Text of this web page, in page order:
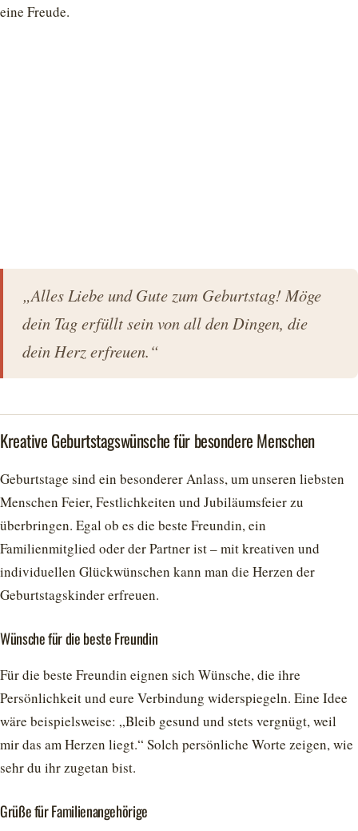
eine Freude.
„Alles Liebe und Gute zum Geburtstag! Möge
dein Tag erfüllt sein von all den Dingen, die
dein Herz erfreuen.“
Kreative Geburtstagswünsche für besondere Menschen
Geburtstage sind ein besonderer Anlass, um unseren liebsten
Menschen Feier, Festlichkeiten und Jubiläumsfeier zu
überbringen. Egal ob es die beste Freundin, ein
Familienmitglied oder der Partner ist – mit kreativen und
individuellen Glückwünschen kann man die Herzen der
Geburtstagskinder erfreuen.
Wünsche für die beste Freundin
Für die beste Freundin eignen sich Wünsche, die ihre
Persönlichkeit und eure Verbindung widerspiegeln. Eine Idee
wäre beispielsweise: „Bleib gesund und stets vergnügt, weil
mir das am Herzen liegt.“ Solch persönliche Worte zeigen, wie
sehr du ihr zugetan bist.
Grüße für Familienangehörige